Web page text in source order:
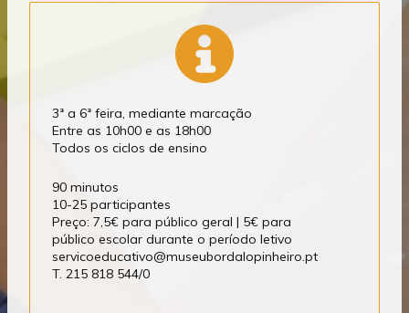
3ª a 6ª feira, mediante marcação
Entre as 10h00 e as 18h00
Todos os ciclos de ensino
90 minutos
10-25 participantes
Preço: 7,5€ para público geral | 5€ para
público escolar durante o período letivo
servicoeducativo@museubordalopinheiro.pt
T. 215 818 544/0